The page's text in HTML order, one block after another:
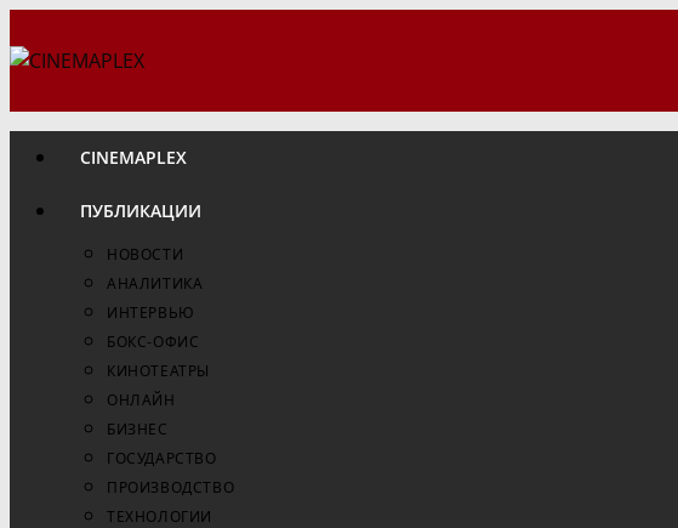
к
CINEMAPLEX
ПУБЛИКАЦИИ
НОВОСТИ
АНАЛИТИКА
ИНТЕРВЬЮ
БОКС-ОФИС
КИНОТЕАТРЫ
ОНЛАЙН
БИЗНЕС
ГОСУДАРСТВО
ПРОИЗВОДСТВО
ТЕХНОЛОГИИ